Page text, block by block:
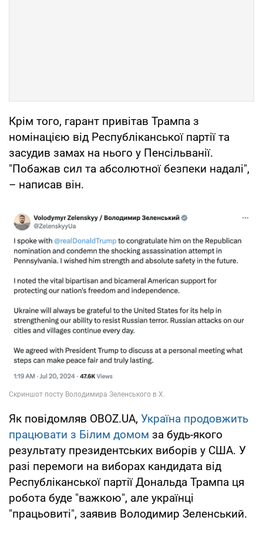
Крім того, гарант привітав Трампа з
номінацією від Республіканської партії та
засудив замах на нього у Пенсільванії.
"Побажав сил та абсолютної безпеки надалі",
– написав він.
Як повідомляв OBOZ.UA, Україна продовжить
працювати з Білим домом за будь-якого
результату президентських виборів у США. У
разі перемоги на виборах кандидата від
Республіканської партії Дональда Трампа ця
робота буде "важкою", але українці
"працьовиті", заявив Володимир Зеленський.